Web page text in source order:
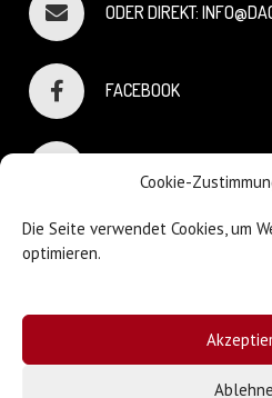
Cookie-
Die Seite verwendet Cookies, um
optimieren.
ODER DIREKT:
FACEBOOK
Sniffing